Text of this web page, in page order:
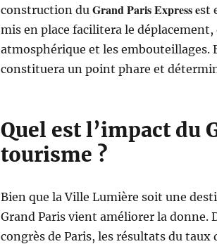
construction du Grand Paris Express est
mis en place facilitera le
atmosphérique et les embouteillages.
constituera un point phare et
Quel est l’impact du
tourisme ?
Bien que la Ville Lumière soit une
Grand Paris vient améliorer la donne.
congrès de Paris, les résultats du